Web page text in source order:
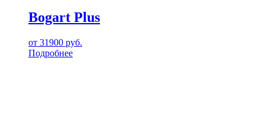
Bogart Plus
от 31900 руб.
Подробнее